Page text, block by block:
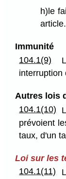
h)le
article.
Immunité
104.1(9)
interruption
Autres lois
104.1(10)
prévoient
taux, d'un
Loi sur les
104.1(11)